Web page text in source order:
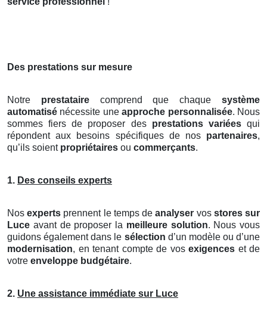
Des prestations sur mesure
Notre prestatairecomprend que chaquesystème
automatisé nécessite uneapproche personnalisée. Nous
sommes fiers de proposer des prestations variéesqui
répondent aux besoins spécifiques de nos partenaires,
qu’ils soient propriétaires ou commerçants.
1. Des conseils experts
Nosexperts prennent le temps deanalyser vos stores sur
Luce avant de proposer la meilleure solution. Nous vous
guidons également dans le sélection d’un modèle ou d’une
modernisation, en tenant compte de vos exigences et de
votre enveloppe budgétaire.
2. Une assistance immédiate sur Luce